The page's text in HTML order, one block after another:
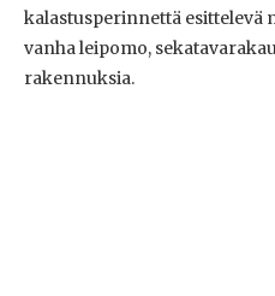
kalastusperinnettä esittelevä
vanha leipomo,
rakennuksia.